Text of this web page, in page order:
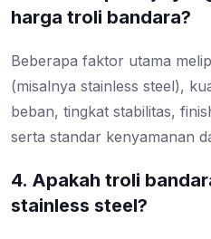
harga troli bandara?
Beberapa faktor utama
(misalnya stainless steel),
beban, tingkat stabilitas,
serta standar kenyamanan
4. Apakah troli
stainless steel?